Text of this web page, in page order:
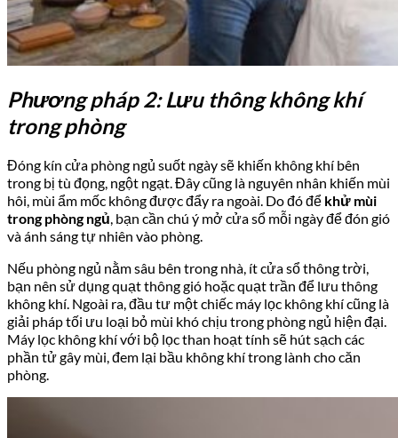
Phương pháp 2: Lưu thông không khí
trong phòng
Đóng kín cửa phòng ngủ suốt ngày sẽ khiến không khí bên
trong bị tù đọng, ngột ngạt. Đây cũng là nguyên nhân khiến mùi
hôi, mùi ẩm mốc không được đẩy ra ngoài. Do đó để khử mùi
trong phòng ngủ, bạn cần chú ý mở cửa sổ mỗi ngày để đón gió
và ánh sáng tự nhiên vào phòng.
Nếu phòng ngủ nằm sâu bên trong nhà, ít cửa sổ thông trời,
bạn nên sử dụng quạt thông gió hoặc quạt trần để lưu thông
không khí. Ngoài ra, đầu tư một chiếc máy lọc không khí cũng là
giải pháp tối ưu loại bỏ mùi khó chịu trong phòng ngủ hiện đại.
Máy lọc không khí với bộ lọc than hoạt tính sẽ hút sạch các
phần tử gây mùi, đem lại bầu không khí trong lành cho căn
phòng.